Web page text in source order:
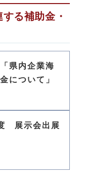
る補助金・
県内企業海
について」
展示会出展